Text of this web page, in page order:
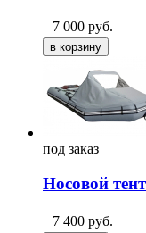
7 000 руб.
под заказ
Носовой
7 400 руб.